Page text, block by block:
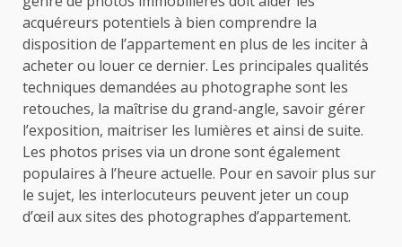
acquéreurs potentiels à bien comprendre la
disposition de l’appartement en plus de les inciter à
acheter ou louer ce dernier. Les principales qualités
techniques demandées au photographe sont les
retouches, la maîtrise du grand-angle, savoir gérer
l’exposition, maitriser les lumières et ainsi de suite.
Les photos prises via un drone sont également
populaires à l’heure actuelle. Pour en savoir plus sur
le sujet, les interlocuteurs peuvent jeter un coup
d’œil aux sites des photographes d’appartement.